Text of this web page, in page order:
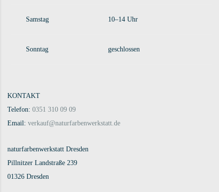
Samstag 10–14 Uhr
Sonntag geschlossen
KONTAKT
Telefon: 0351 310 09 09
Email: verkauf@naturfarbenwerkstatt.de
naturfarbenwerkstatt Dresden
Pillnitzer Landstraße 239
01326 Dresden